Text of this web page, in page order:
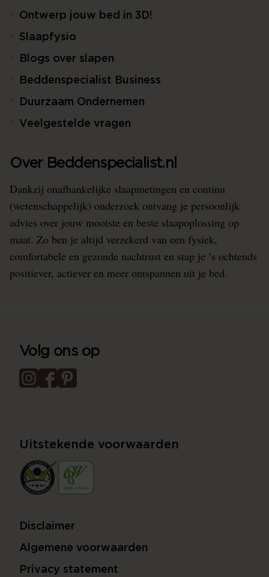
Ontwerp jouw bed in 3D!
Slaapfysio
Blogs over slapen
Beddenspecialist Business
Duurzaam Ondernemen
Veelgestelde vragen
Over Beddenspecialist.nl
Dankzij onafhankelijke slaapmetingen en continu
(wetenschappelijk) onderzoek ontvang je persoonlijk
advies over jouw mooiste en beste slaapoplossing op
maat. Zo ben je altijd verzekerd van een fysiek,
comfortabele en gezonde nachtrust en stap je ’s ochtends
positiever, actiever en meer ontspannen uit je bed.
Volg ons op
Uitstekende voorwaarden
Disclaimer
Algemene voorwaarden
Privacy statement